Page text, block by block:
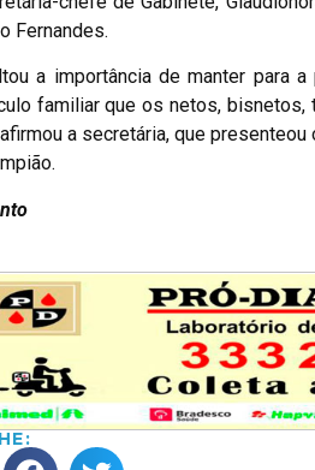
Fernandes.
a importância de manter para
familiar que os netos,
a secretária, que